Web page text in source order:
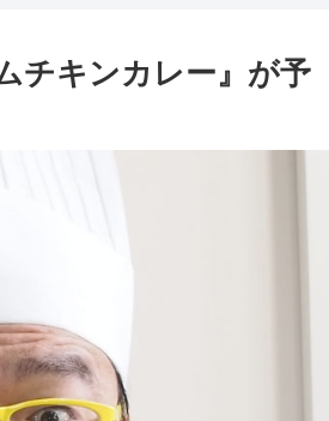
チキンカレー』が予